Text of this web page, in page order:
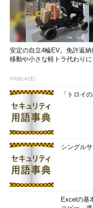
安定の自立4輪EV。免許返納
移動や小さな軽トラ代わりに
PR(BLAZE)
「トロイ
シングル
Excelの基